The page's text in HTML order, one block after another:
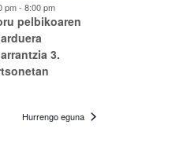
pelbikoaren
3.
pm- 8:00 pm
Hurrengo eguna